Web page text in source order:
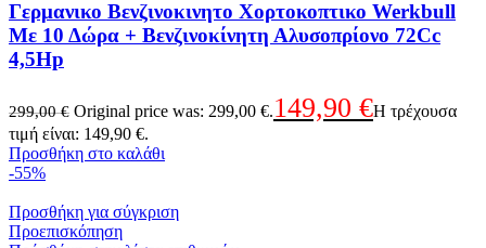
Γερμανικο Βενζινοκινητο Χορτοκοπτικο Werkbull
Με 10 Δώρα + Βενζινοκίνητη Αλυσοπρίονο 72Cc
4,5Hp
299,00€ Original price was: 299,00 €.149,90 €Η τρέχουσα
τιμή είναι: 149,90 €.
Προσθήκη στο καλάθι
-55%
Προσθήκη για σύγκριση
Προεπισκόπηση